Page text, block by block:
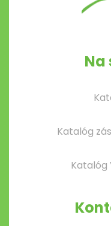
Na
Katalóg
Katalóg